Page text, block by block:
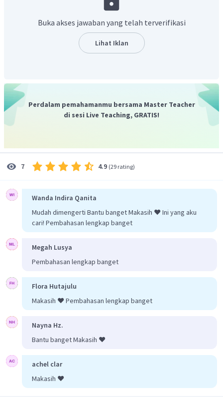
Buka akses jawaban yang telah terverifikasi
Lihat Iklan
Perdalam pemahamanmu bersama Master Teacher
di sesi Live Teaching, GRATIS!
7 4.9 (29 rating)
Wanda Indira Qanita
Mudah dimengerti Bantu banget Makasih ❤️ Ini yang aku
cari! Pembahasan lengkap banget
Megah Lusya
Pembahasan lengkap banget
Flora Hutajulu
Makasih ❤️ Pembahasan lengkap banget
Nayna Hz.
Bantu banget Makasih ❤️
achel clar
Makasih ❤️